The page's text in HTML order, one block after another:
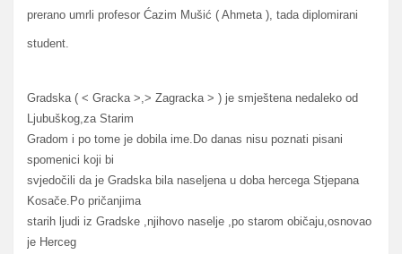
prerano umrli profesor Ćazim Mušić ( Ahmeta ), tada diplomirani
student.
Gradska ( < Gracka >,> Zagracka > ) je smještena nedaleko od
Ljubuškog,za Starim
Gradom i po tome je dobila ime.Do danas nisu poznati pisani
spomenici koji bi
svjedočili da je Gradska bila naseljena u doba hercega Stjepana
Kosače.Po pričanjima
starih ljudi iz Gradske ,njihovo naselje ,po starom običaju,osnovao
je Herceg